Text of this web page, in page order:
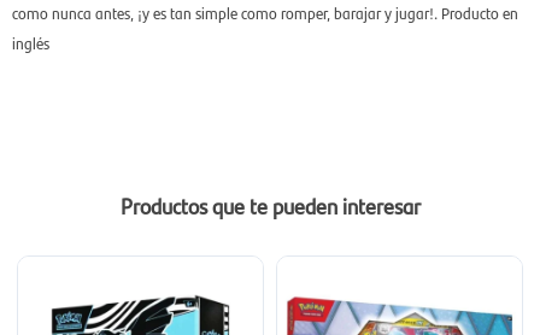
como nunca antes, ¡y es tan simple como romper, barajar y jugar!. Producto en
inglés
Productos que te pueden interesar